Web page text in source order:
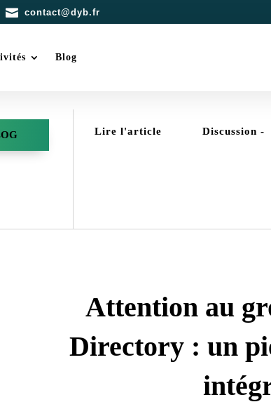
 contact@dyb.fr
Blog
Lire l'article Discussion -
Attention au
Directory : un